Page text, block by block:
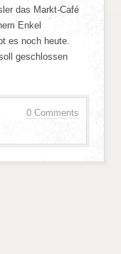
das Markt-Café
Enkel
es noch heute.
geschlossen
0 Comments